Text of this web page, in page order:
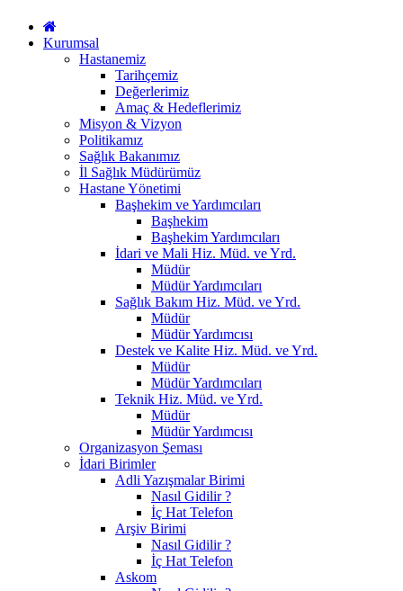
Kurumsal
Hastanemiz
Tarihçemiz
Değerlerimiz
Amaç & Hedeflerimiz
Misyon & Vizyon
Politikamız
Sağlık Bakanımız
İl Sağlık Müdürümüz
Hastane Yönetimi
Başhekim ve Yardımcıları
Başhekim
Başhekim Yardımcıları
İdari ve Mali Hiz. Müd. ve Yrd.
Müdür
Müdür Yardımcıları
Sağlık Bakım Hiz. Müd. ve Yrd.
Müdür
Müdür Yardımcısı
Destek ve Kalite Hiz. Müd. ve Yrd.
Müdür
Müdür Yardımcıları
Teknik Hiz. Müd. ve Yrd.
Müdür
Müdür Yardımcısı
Organizasyon Şeması
İdari Birimler
Adli Yazışmalar Birimi
Nasıl Gidilir ?
İç Hat Telefon
Arşiv Birimi
Nasıl Gidilir ?
İç Hat Telefon
Askom